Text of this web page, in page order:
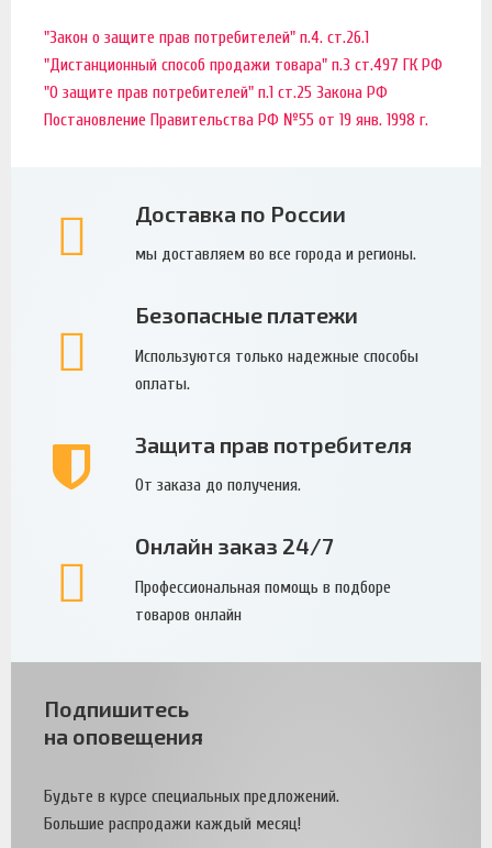
"Закон о защите прав потребителей" п.4. ст.26.1
"Дистанционный способ продажи товара" п.3 ст.497 ГК РФ
"О защите прав потребителей" п.1 ст.25 Закона РФ
Постановление Правительства РФ №55 от 19 янв. 1998 г.
Доставка по России
мы доставляем во все города и регионы.
Безопасные платежи
Используются только надежные способы
оплаты.
Защита прав потребителя
От заказа до получения.
Онлайн заказ 24/7
Профессиональная помощь в подборе
товаров онлайн
Подпишитесь
на оповещения
Будьте в курсе специальных предложений.
Большие распродажи каждый месяц!